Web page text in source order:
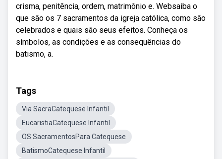
crisma, penitência, ordem, matrimônio e. Websaiba o
que são os 7 sacramentos da igreja católica, como são
celebrados e quais são seus efeitos. Conheça os
símbolos, as condições e as consequências do
batismo, a.
Tags
Via SacraCatequese Infantil
EucaristiaCatequese Infantil
OS SacramentosPara Catequese
BatismoCatequese Infantil